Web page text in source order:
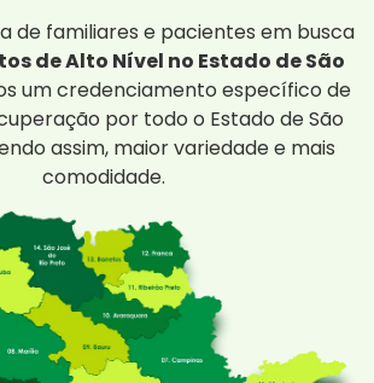
de familiares e pacientes em busca
de Alto Nível no Estado de São
um credenciamento específico de
por todo o Estado de São
assim, maior variedade e mais
comodidade.